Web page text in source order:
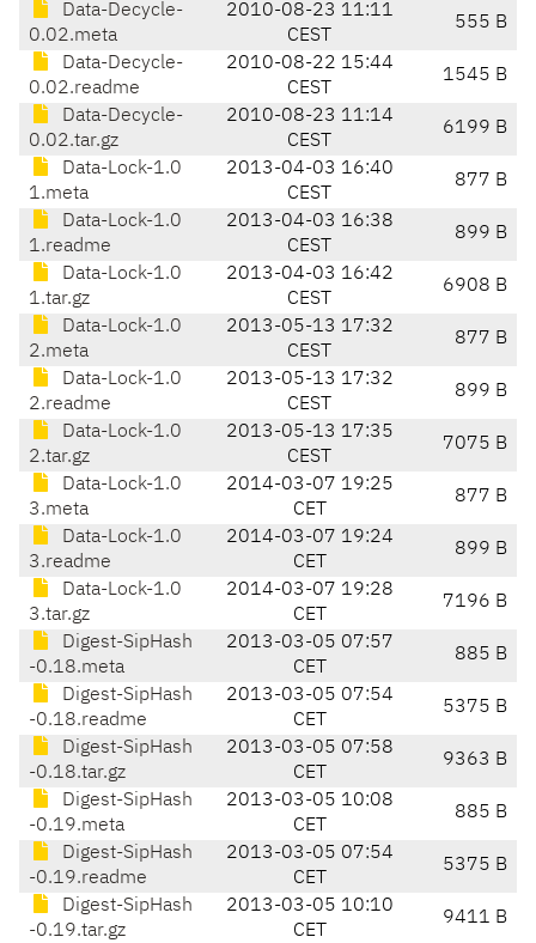
Data-Decycle-
0.02.meta
2010-08-23 11:11
CEST
555 B
Data-Decycle-
0.02.readme
2010-08-22 15:44
CEST
1545 B
Data-Decycle-
0.02.tar.gz
2010-08-23 11:14
CEST
6199 B
Data-Lock-1.0
1.meta
2013-04-03 16:40
CEST
877 B
Data-Lock-1.0
1.readme
2013-04-03 16:38
CEST
899 B
Data-Lock-1.0
1.tar.gz
2013-04-03 16:42
CEST
6908 B
Data-Lock-1.0
2.meta
2013-05-13 17:32
CEST
877 B
Data-Lock-1.0
2.readme
2013-05-13 17:32
CEST
899 B
Data-Lock-1.0
2.tar.gz
2013-05-13 17:35
CEST
7075 B
Data-Lock-1.0
3.meta
2014-03-07 19:25
CET
877 B
Data-Lock-1.0
3.readme
2014-03-07 19:24
CET
899 B
Data-Lock-1.0
3.tar.gz
2014-03-07 19:28
CET
7196 B
Digest-SipHash
-0.18.meta
2013-03-05 07:57
CET
885 B
Digest-SipHash
-0.18.readme
2013-03-05 07:54
CET
5375 B
Digest-SipHash
-0.18.tar.gz
2013-03-05 07:58
CET
9363 B
Digest-SipHash
-0.19.meta
2013-03-05 10:08
CET
885 B
Digest-SipHash
-0.19.readme
2013-03-05 07:54
CET
5375 B
Digest-SipHash
-0.19.tar.gz
2013-03-05 10:10
CET
9411 B